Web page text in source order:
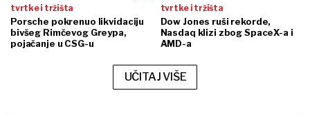
tvrtke i tržišta
Porsche pokrenuo likvidaciju
bivšeg Rimčevog Greypa,
pojačanje u CSG-u
tvrtke i tržišta
Dow Jones ruši rekorde,
Nasdaq klizi zbog SpaceX-a i
AMD-a
UČITAJ VIŠE